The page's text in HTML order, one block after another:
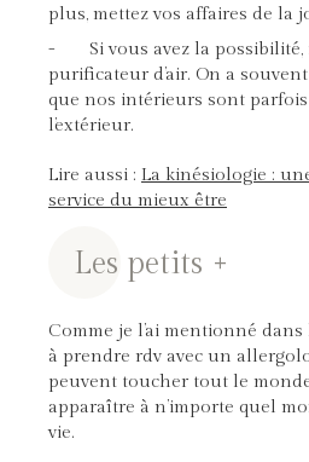
plus, mettez vos affaires de la
- Si vous avez la possibilité,
purificateur d’air. On a
que nos intérieurs sont
l’extérieur.
Lire aussi : La kinésiologie :
service du mieux être
Les petits +
Comme je l’ai mentionné dans
à prendre rdv avec un
peuvent toucher tout le
apparaître à n’importe quel
vie.